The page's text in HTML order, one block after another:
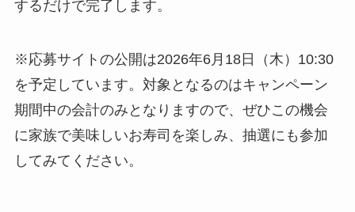
するだけで完了します。
※応募サイトの公開は2026年6月18日（木）10:30
を予定しています。対象となるのはキャンペーン
期間中の会計のみとなりますので、ぜひこの機会
に家族で美味しいお寿司を楽しみ、抽選にも参加
してみてください。